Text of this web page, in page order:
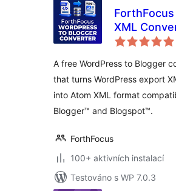
XML
Blogger™
A free WordPress to Blogger
that turns WordPress export
into Atom XML format
Blogger™ and Blogspot™.
ForthFocus
100+ aktivních instalací
Testováno s WP 7.0.3